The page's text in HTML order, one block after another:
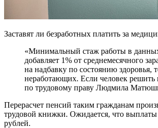
Заставят ли безработных платить за
«Минимальный стаж работы в
добавляет 1% от среднемесячного
на надбавку по состоянию
неработающих. Если человек решить
по трудовому праву Людмила
Перерасчет пенсий таким гражданам
трудовой книжки. Ожидается, что
рублей.